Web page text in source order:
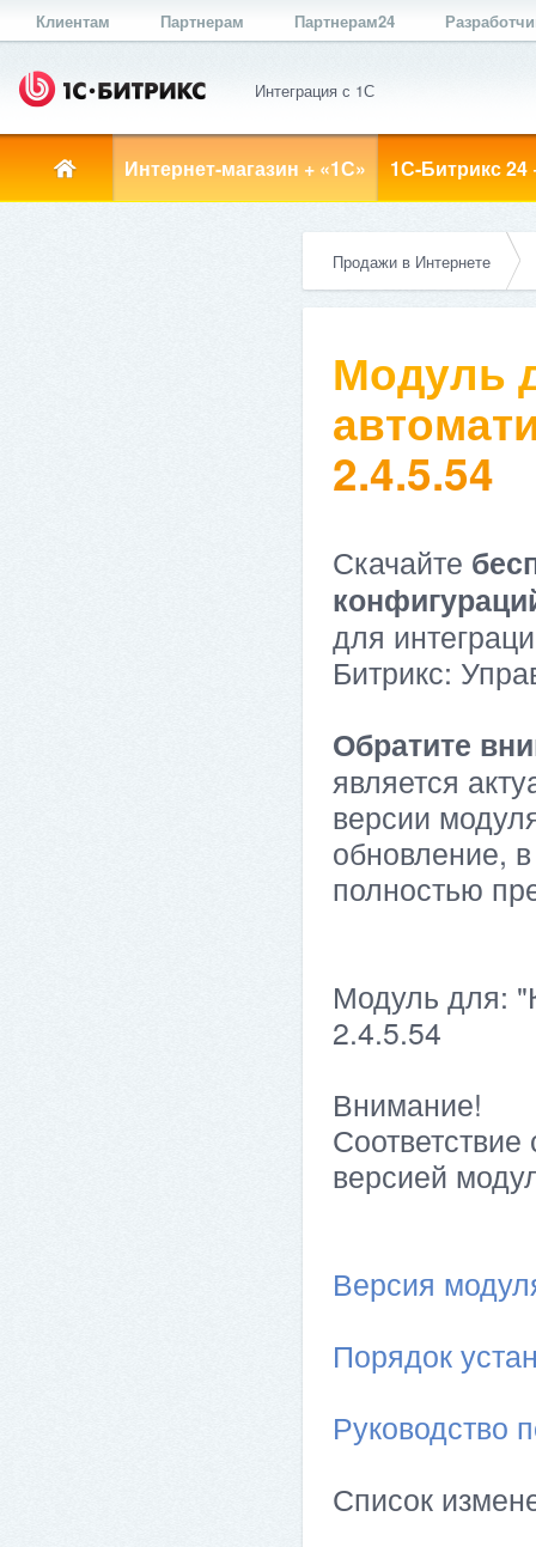
Клиентам Партнерам Партнерам24
Интеграция с 1С
Интернет-магазин + «1С» 1С-Битрикс 24
Продажи в Интернете
Модуль
2.4.5.54
Скачайте
для
Битрикс:
Обратите
является
версии
обновление,
полностью
Модуль для:
2.4.5.54
Внимание!
версией
Версия
Порядок
Руководство
Список